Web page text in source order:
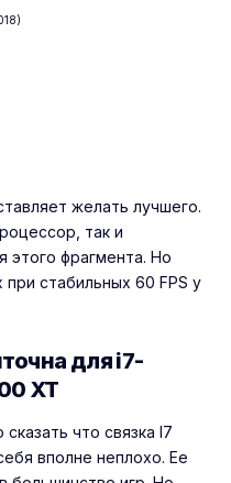
желать лучшего.
так и
этого фрагмента. Но
при стабильных 60 FPS у
для i7-
XT
что связка I7
вполне неплохо. Ее